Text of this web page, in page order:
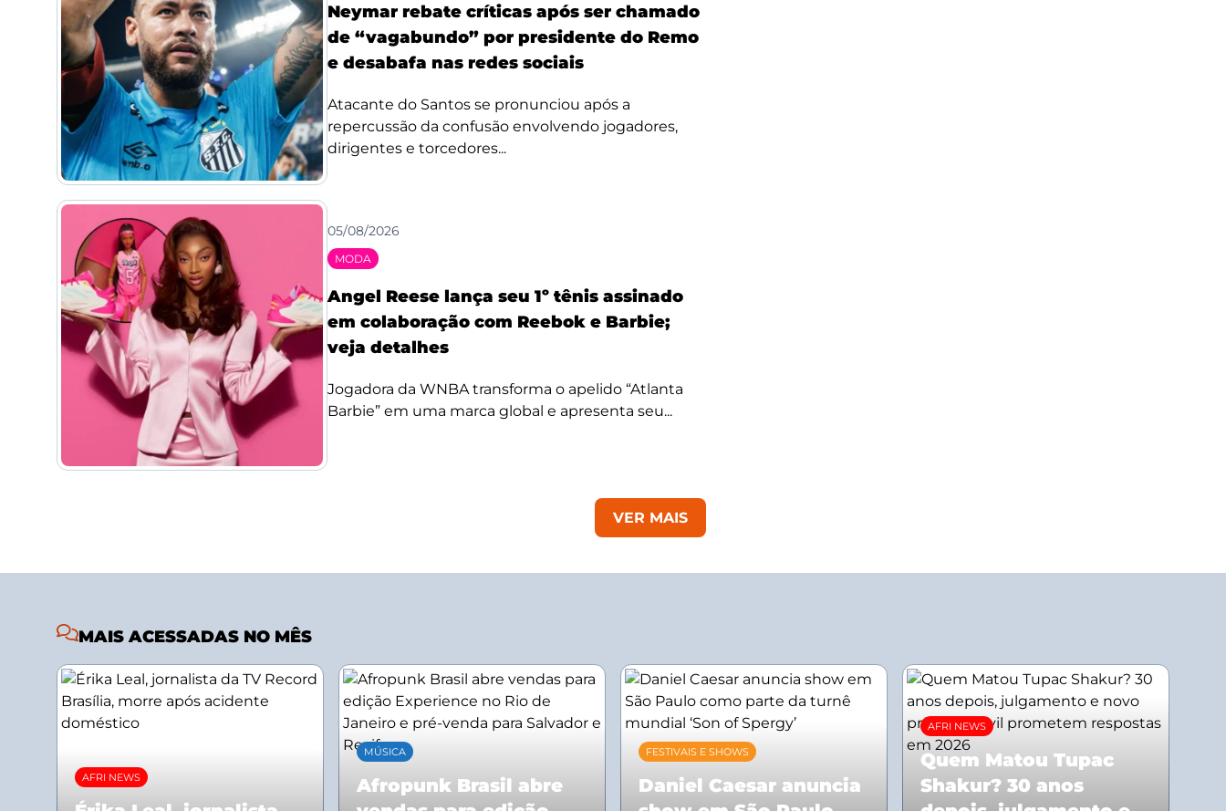
Neymar rebate críticas após ser chamado
de “vagabundo” por presidente do Remo
e desabafa nas redes sociais
Atacante do Santos se pronunciou após a
repercussão da confusão envolvendo jogadores,
dirigentes e torcedores...
05/08/2026
MODA
Angel Reese lança seu 1º tênis assinado
em colaboração com Reebok e Barbie;
veja detalhes
Jogadora da WNBA transforma o apelido “Atlanta
Barbie” em uma marca global e apresenta seu...
VER MAIS
MAIS ACESSADAS NO MÊS
AFRI NEWS
MÚSICA
Afropunk Brasil abre
FESTIVAIS E SHOWS
Daniel Caesar anuncia
AFRI NEWS
Quem Matou Tupac
Shakur? 30 anos